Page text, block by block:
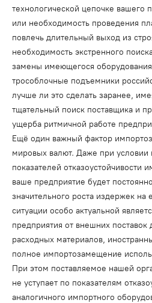
технологической цепочке вашего
или необходимость проведения
повлечь длительный выход из
необходимость экстренного
замены имеющегося
трособлочные подъемники
лучше ли это сделать заранее,
тщательный поиск поставщика и
ущерба ритмичной работе
Ещё один важный фактор
мировых валют. Даже при условии
показателей отказоустойчивости
ваше предприятие будет
значительного роста издержек на
ситуации особо актуальной
предприятия от внешних поставок
расходных материалов,
полное импортозамещение
При этом поставляемое нашей
не уступает по показателям
аналогичного импортного